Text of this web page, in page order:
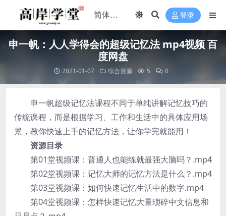
登录
申一帆：人人学得会的超级记忆法 mp4视频 百
度网盘
2021-01-07 综合资源 5 0
申一帆超级记忆法课程不同于单纯讲解记忆技巧的
传统课程，而是根据学习、工作和生活中的具体应用场
景，教你快速上手的记忆方法，让你学完就能用！
资源目录
第01堂视频课：普通人也能练就最强大脑吗？.mp4
第02堂视频课：记忆大师的记忆方法是什么？.mp4
第03堂视频课：如何快速记忆生活中的数字.mp4
第04堂视频课：怎样快速记忆大量琐碎中文信息和